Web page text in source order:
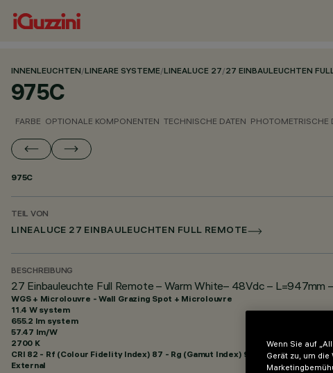
INNENLEUCHTEN/LINEARE SYSTEME/LINEALUCE 27/27 EINBAULEUCHTEN
975C
FARBE OPTIONALE KOMPONENTEN TECHNISCHE DATEN PHOTOMETRISCHE
975C
TEIL VON
LINEALUCE 27 EINBAULEUCHTEN FULL REMOTE
BESCHREIBUNG
27 Einbauleuchte Full Remote – Warm White– 48Vdc – L=947mm
WGS + Microlouvre - Wall Grazing Spot + Microlouvre
11.4 W system
655.2 lm system
57.47 lm/W
2700 K
CRI 82 - Rf (Colour Fidelity Index) 87 - Rg (Gamut Index) 95
External
Wenn Sie auf
Gerät zu, um